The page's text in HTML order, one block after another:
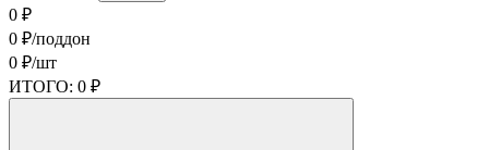
0 ₽
0 ₽/поддон
0 ₽/шт
ИТОГО: 0 ₽